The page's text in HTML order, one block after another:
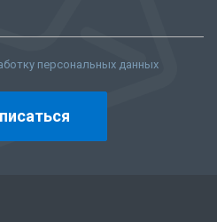
персональных данных